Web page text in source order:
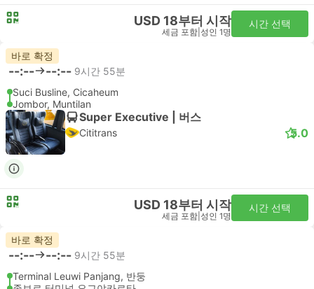
USD 18부터 시작
세금 포함 성인 1명
시간 선택
바로 확정
--:-- --:-- 9시간 55분
Suci Busline, Cicaheum
Jombor, Muntilan
Super Executive | 버스
Cititrans 5.0
USD 18부터 시작
세금 포함 성인 1명
시간 선택
바로 확정
--:-- --:-- 9시간 55분
Terminal Leuwi Panjang, 반둥